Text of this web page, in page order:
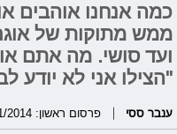
כמה אנחנו אוהבים
ממש מתוקות של
ועד סושי. מה אתם
"הצילו אני לא יודע
ענבר ססי פרסום ראשון: 12/11/2014, 09:29